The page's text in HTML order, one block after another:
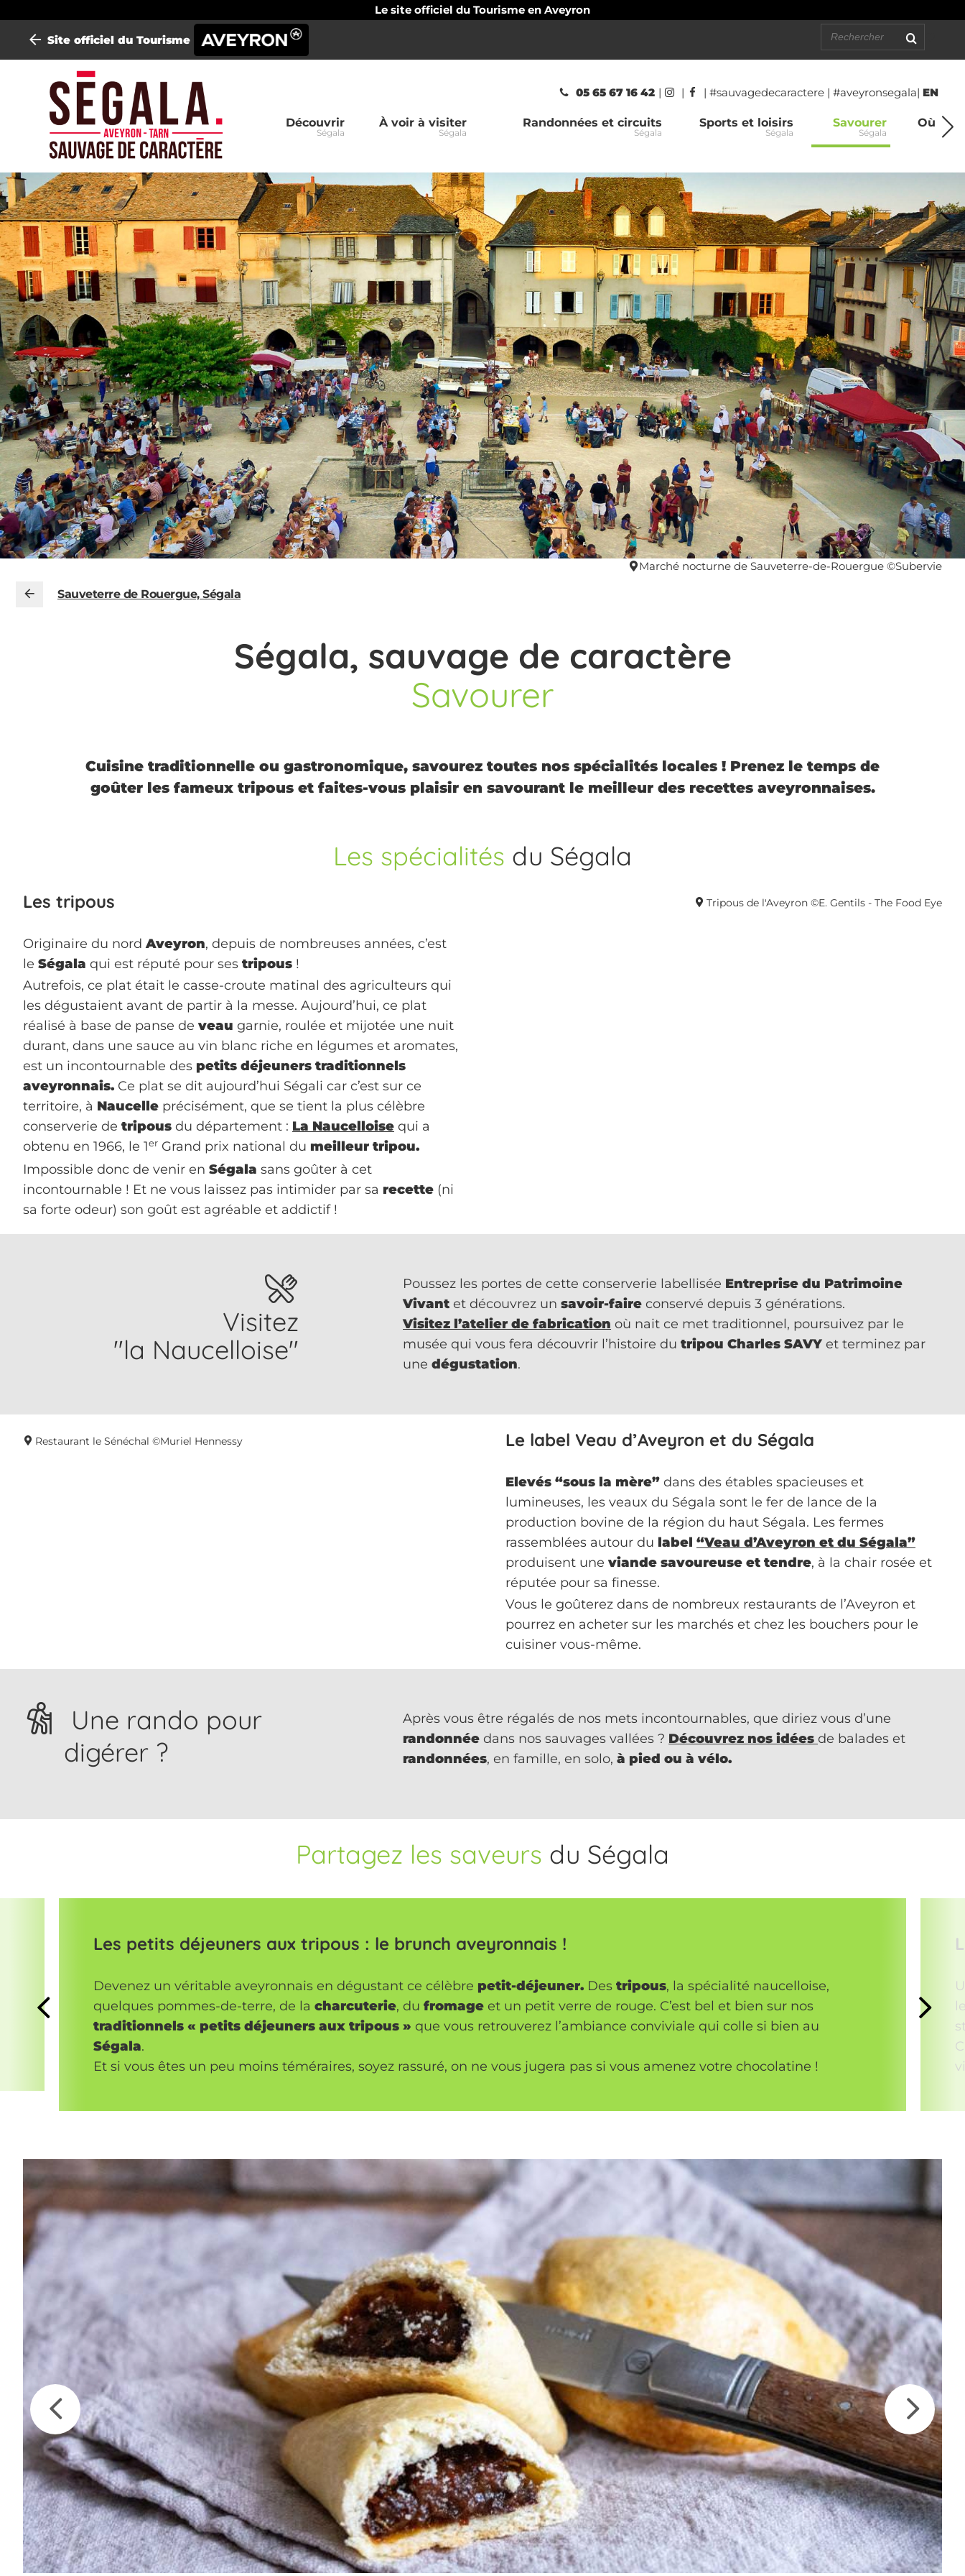
Le site officiel du Tourisme en Aveyron
Site officiel du Tourisme
05 65 67 16 42 | | | #sauvagedecaractere | #aveyronsegala| EN
Mini-
Ségala
Découvrir
Ségala
À voir à visiter
Ségala
Randonnées et circuits
Ségala
Sports et loisirs
Ségala
Savourer
Ségala
Où
Marché nocturne de Sauveterre-de-Rouergue ©Subervie
Sauveterre de Rouergue, Ségala
Ségala, sauvage de caractère
Savourer
Cuisine traditionnelle ou gastronomique, savourez toutes nos spécialités locales ! Prenez le temps de
goûter les fameux tripous et faites-vous plaisir en savourant le meilleur des recettes aveyronnaises.
Les spécialités du Ségala
Les tripous
Originaire du nordAveyron, depuis de nombreuses années, c’est
le Ségala qui est réputé pour ses tripous !
Autrefois, ce plat était le casse-croute matinal des agriculteurs qui
les dégustaient avant de partir à la messe. Aujourd’hui, ce plat
réalisé à base de panse de veau garnie, roulée et mijotée une nuit
durant, dans une sauce au vin blanc riche en légumes et aromates,
est un incontournable des petits déjeuners traditionnels
aveyronnais. Ce plat se dit aujourd’hui Ségali car c’est sur ce
territoire, à Naucelle précisément, que se tient la plus célèbre
conserverie de tripous du département : La Naucelloise qui a
obtenu en 1966, le 1er Grand prix national du meilleur tripou.
Impossible donc de venir en Ségala sans goûter à cet
incontournable ! Et ne vous laissez pas intimider par sa recette (ni
sa forte odeur) son goût est agréable et addictif !
Tripous de l'Aveyron ©E. Gentils - The Food Eye
Visitez
"la Naucelloise"
Poussez les portes de cette conserverie labellisée Entreprise du Patrimoine
Vivant et découvrez un savoir-faire conservé depuis 3 générations.
Visitez l’atelier de fabrication où nait ce met traditionnel, poursuivez par le
musée qui vous fera découvrir l’histoire du tripou Charles SAVY et terminez par
unedégustation.
Restaurant le Sénéchal ©Muriel Hennessy Le label Veau d’Aveyron et du Ségala
Elevés “sous la mère” dans des étables spacieuses et
lumineuses, les veaux du Ségala sont le fer de lance de la
production bovine de la région du haut Ségala. Les fermes
rassemblées autour du label “Veau d’Aveyron et du Ségala”
produisent une viande savoureuse et tendre, à la chair rosée et
réputée pour sa finesse.
Vous le goûterez dans de nombreux restaurants de l’Aveyron et
pourrez en acheter sur les marchés et chez les bouchers pour le
cuisiner vous-même.
Une rando pour
digérer ?
Après vous être régalés de nos mets incontournables, que diriez vous d’une
randonnéedans nos sauvages vallées ? Découvrez nos idéesde balades et
randonnées, en famille, en solo,à pied ou à vélo.
Partagez les saveurs du Ségala
Les petits déjeuners aux tripous : le brunch aveyronnais !
Devenez un véritable aveyronnais en dégustant ce célèbre petit-déjeuner. Des tripous, la spécialité naucelloise,
quelques pommes-de-terre, de la charcuterie, du fromage et un petit verre de rouge. C’est bel et bien sur nos
traditionnels « petits déjeuners aux tripous » que vous retrouverez l’ambiance conviviale qui colle si bien au
Ségala.
Et si vous êtes un peu moins téméraires, soyez rassuré, on ne vous jugera pas si vous amenez votre chocolatine !
Previous
Tripous ©P.Soissons Tourisme Aveyron